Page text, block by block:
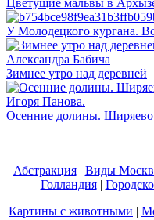
У Молодецкого кургана.
Зимнее утро над деревней
Осенние долины. Ширяево
Абстракция| Виды
Голландия|
Картины с животными |